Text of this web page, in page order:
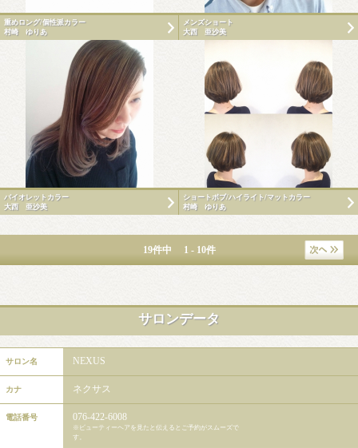
重めロング/個性派カラー
村崎 ゆりあ
メンズショート
大西 亜沙美
バイオレットカラー
大西 亜沙美
ショートボブ/ハイライト/マットカラー
村崎 ゆりあ
19件中 1 - 10件
サロンデータ
サロン名 NEXUS
カナ ネクサス
電話番号 076-422-6008
※ビューティーヘアを見たと伝えるとご予約がスムーズで
す。